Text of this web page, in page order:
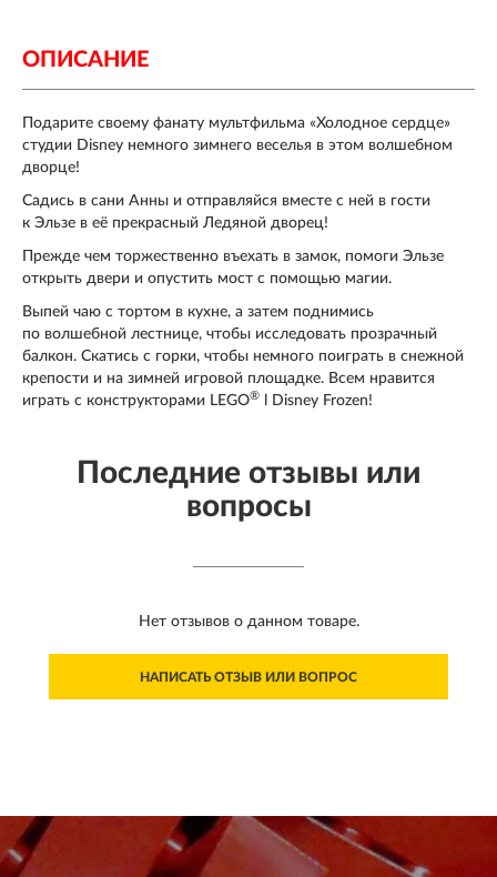
ОПИСАНИЕ
Подарите своему фанату мультфильма «Холодное сердце»
студии Disney немного зимнего веселья в этом волшебном
дворце!
Садись в сани Анны и отправляйся вместе с ней в гости
к Эльзе в её прекрасный Ледяной дворец!
Прежде чем торжественно въехать в замок, помоги Эльзе
открыть двери и опустить мост с помощью магии.
Выпей чаю с тортом в кухне, а затем поднимись
по волшебной лестнице, чтобы исследовать прозрачный
балкон. Скатись с горки, чтобы немного поиграть в снежной
крепости и на зимней игровой площадке. Всем нравится
играть с конструкторами LEGO® l Disney Frozen!
Последние отзывы или
вопросы
Нет отзывов о данном товаре.
НАПИСАТЬ ОТЗЫВ ИЛИ ВОПРОС